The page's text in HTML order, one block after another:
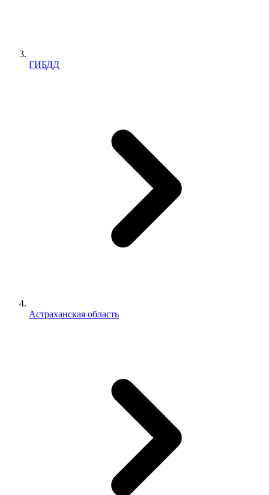
ГИБДД
Астраханская область